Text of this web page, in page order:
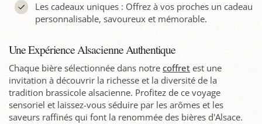
Les cadeaux uniques : Offrez à vos proches un cadeau
personnalisable, savoureux et mémorable.
Une Expérience Alsacienne Authentique
Chaque bière sélectionnée dans notre coffret est une
invitation à découvrir la richesse et la diversité de la
tradition brassicole alsacienne. Profitez de ce voyage
sensoriel et laissez-vous séduire par les arômes et les
saveurs raffinés qui font la renommée des bières d'Alsace.